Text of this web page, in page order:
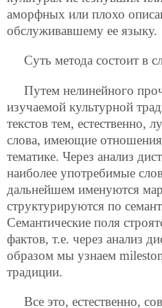
аморфных или плохо
обслуживавшему ее языку.
Суть метода состоит в
Путем нелинейного
изучаемой культурной
текстов тем, естественно,
слова, имеющие
тематике. Через анализ
наиболее употребимые
дальнейшем именуются
структурируются по
Семантические поля
фактов, т.е. через анализ
образом мы узнаем
традиции.
Все это, естественно,